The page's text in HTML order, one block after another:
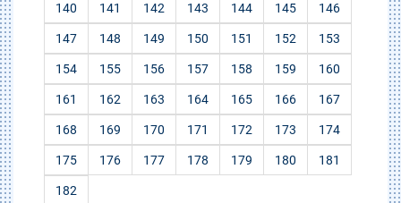
140 141 142 143 144 145 146
147 148 149 150 151 152 153
154 155 156 157 158 159 160
161 162 163 164 165 166 167
168 169 170 171 172 173 174
175 176 177 178 179 180 181
182